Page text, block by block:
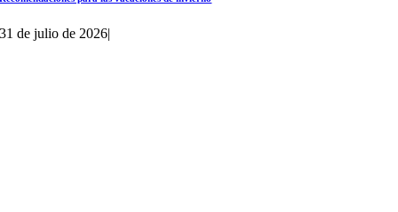
31 de julio de 2026|